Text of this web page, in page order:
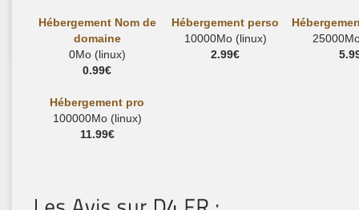
Hébergement Nom de
domaine
0Mo (linux)
0.99€
Hébergement perso
10000Mo (linux)
2.99€
Hébergement pro
100000Mo (linux)
11.99€